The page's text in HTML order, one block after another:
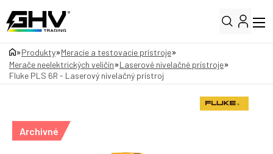
»Produkty»Meracie a testovacie prístroje»
Merače neelektrických veličín»Laserové nivelačné prístroje»
Fluke PLS 6R - Laserový nivelačný prístroj
Archivné